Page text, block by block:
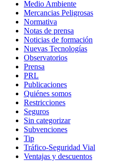
Medio Ambiente
Mercancias Peligrosas
Normativa
Notas de prensa
Noticias de formación
Nuevas Tecnologías
Observatorios
Prensa
PRL
Publicaciones
Quiénes somos
Restricciones
Seguros
Sin categorizar
Subvenciones
Tip
Tráfico-Seguridad Vial
Ventajas y descuentos